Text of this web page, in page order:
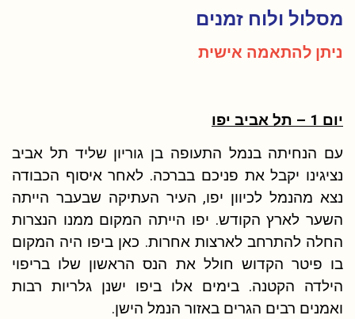
מסלול ולוח זמנים
ניתן להתאמה אישית
יום 1 – תל אביב יפו
עם הנחיתה בנמל התעופה בן גוריון שליד תל אביב
נציגינו יקבל את פניכם בברכה. לאחר איסוף הכבודה
נצא מהנמל לכיוון יפו, העיר העתיקה שבעבר הייתה
השער לארץ הקודש. יפו הייתה המקום ממנו הנצרות
החלה להתרחב לארצות אחרות. כאן ביפו היה המקום
בו פיטר הקדוש חולל את הנס הראשון שלו בריפוי
הילדה הקטנה. בימים אלו ביפו ישנן גלריות רבות
ואמנים רבים הגרים באזור הנמל הישן.